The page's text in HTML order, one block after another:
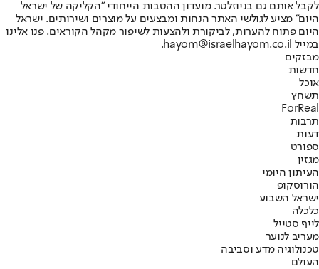
לקבל אותם גם בניוזלטר. מועדון ההטבות הייחודי "הקליקה של ישראל
היום" מציע לגולשי האתר הנחות ומבצעים על מוצרים ושירותים. ישראל
היום פתוח להערות, לביקורת ולהצעות לשיפור מקהל הקוראים. פנו אלינו
במייל hayom@israelhayom.co.il.
מבזקים
חדשות
אוכל
תשחץ
ForReal
תרבות
דעות
ספורט
מגזין
העיתון היומי
הורוסקופ
ישראל השבוע
כלכלה
לייף סטייל
מעריב לנוער
טכנולוגיה מדע וסביבה
העולם